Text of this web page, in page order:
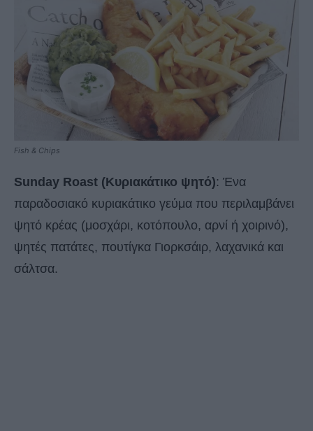
Fish & Chips
Sunday Roast (Κυριακάτικο ψητό): Ένα
παραδοσιακό κυριακάτικο γεύμα που περιλαμβάνει
ψητό κρέας (μοσχάρι, κοτόπουλο, αρνί ή χοιρινό),
ψητές πατάτες, πουτίγκα Γιορκσάιρ, λαχανικά και
σάλτσα.